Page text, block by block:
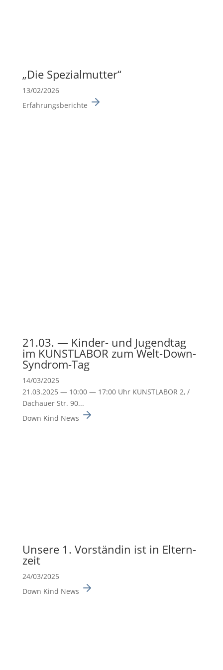
„Die Spezi­al­mutter“
13/02/2026
Erfahrungsberichte
21.03. — Kinder- und Jugendtag
im KUNSTLABOR zum Welt-Down-
Syndrom-Tag
14/03/2025
21.03.2025 — 10:00 — 17:00 Uhr KUNSTLABOR 2, /
Dachauer Str. 90...
Down Kind News
Unsere 1. Vorständin ist in Eltern­
zeit
24/03/2025
Down Kind News